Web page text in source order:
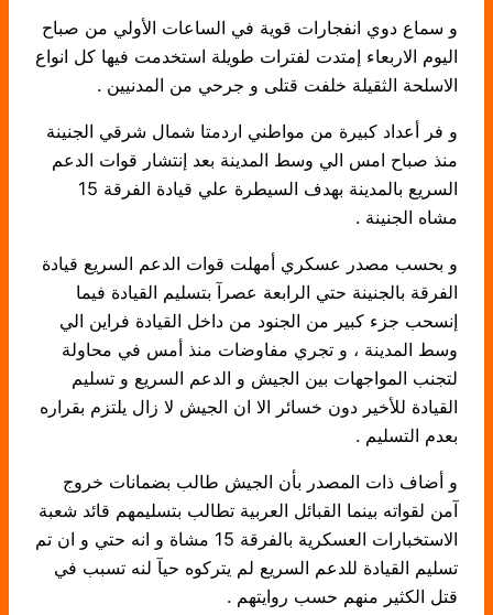
و سماع دوي انفجارات قوية في الساعات الأولي من صباح
اليوم الاربعاء إمتدت لفترات طويلة استخدمت فيها كل انواع
الاسلحة الثقيلة خلفت قتلى و جرحي من المدنيين .
و فر أعداد كبيرة من مواطني اردمتا شمال شرقي الجنينة
منذ صباح امس الي وسط المدينة بعد إنتشار قوات الدعم
السريع بالمدينة بهدف السيطرة علي قيادة الفرقة 15
مشاه الجنينة .
و بحسب مصدر عسكري أمهلت قوات الدعم السريع قيادة
الفرقة بالجنينة حتي الرابعة عصرآ بتسليم القيادة فيما
إنسحب جزء كبير من الجنود من داخل القيادة فراين الي
وسط المدينة ، و تجري مفاوضات منذ أمس في محاولة
لتجنب المواجهات بين الجيش و الدعم السريع و تسليم
القيادة للأخير دون خسائر الا ان الجيش لا زال يلتزم بقراره
بعدم التسليم .
و أضاف ذات المصدر بأن الجيش طالب بضمانات خروج
آمن لقواته بينما القبائل العربية تطالب بتسليمهم قائد شعبة
الاستخبارات العسكرية بالفرقة 15 مشاة و انه حتي و ان تم
تسليم القيادة للدعم السريع لم يتركوه حيآ لنه تسبب في
قتل الكثير منهم حسب روايتهم .